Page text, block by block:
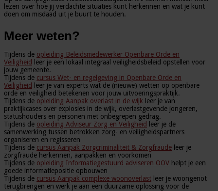
lezen over hoe jij verdachte situaties kunt herkennen en wat je kunt
doen om misdaad uit je buurt te houden.
Meer weten?
Tijdens de opleiding Beleidsmedewerker Openbare Orde en
Veiligheid leer je een lokaal integraal veiligheidsbeleid opstellen voor
jouw gemeente.
Tijdens de cursus Wet- en regelgeving in Openbare Orde en
Veiligheid leer je van experts wat de (nieuwe) wetten op openbare
orde en veiligheid betekenen voor jouw uitvoeringspraktijk.
Tijdens de opleiding Aanpak overlast in de wijk leer je van
praktijkcases over explosies in de wijk, overlastgevende jongeren,
statushouders en personen met onbegrepen gedrag.
Tijdens de opleiding Adviseur Zorg en Veiligheid leer je de
samenwerking tussen betrokken zorg- en veiligheidspartners
organiseren en regisseren
Tijdens de cursus Aanpak Zorgcriminaliteit & Zorgfraude leer je
zorgfraude herkennen, aanpakken en voorkomen
Tijdens de opleiding Informatiegestuurd adviseren OOV helpt je een
goede informatiepositie opbouwen
Tijdens de cursus Aanpak complexe woonoverlast leer je woongenot
terugbrengen en werk je aan een duurzame oplossing voor de